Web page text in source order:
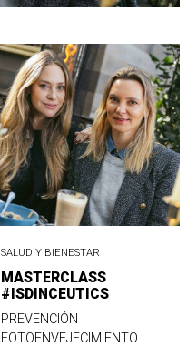
SALUD Y BIENESTAR
MASTERCLASS
#ISDINCEUTICS
PREVENCIÓN
FOTOENVEJECIMIENTO